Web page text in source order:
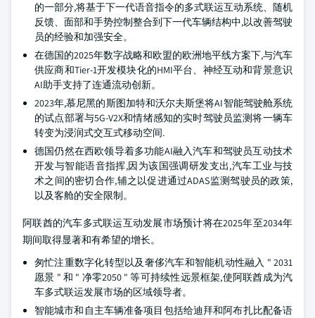
的一部分,将基于下一代语音指令的多式联运互动系统、随机
反馈、面部和手势控制整合到下一代车辆结构中,以改善驾驶
员的经验和加强安全。
在德国的2025年数字战略和欧盟的欧洲地平线方案下,与汽车
供应商和Tier-1开发模块化的HMI平台、神经互动和背景意识
AI助手支持了连通流动创新。
2023年,慕尼黑的斯图加特和沃尔夫斯堡将AI智能驾驶舱系统
的试点部署与5G-V2X和情绪感知的实时驾驶员监测将一辆车
转变为浸润式交互式移动空间.
德国仍然在西欧领导着多功能AI融入汽车和驾驶员互动技术
开发与智能语音指挥,因为该国强调研发支出,汽车工业与技
术之间的密切合作,辅之以促进通过ADAS监测驾驶员的政策,
以及客舱的安全限制。
阿联酋的汽车多式联运互动发展市场预计将在2025年至2034年
期间取得显著和有希望的增长。
匆忙注重数字化转型以及奢侈汽车和智能机动性融入 " 2031
愿景 " 和 " 净零2050 " 等可持续性远景框架,使阿联酋成为汽
车多式联运发展市场的区域领导者。
智能城市和自主车辆准备项目包括给迪拜和阿布扎比配备语